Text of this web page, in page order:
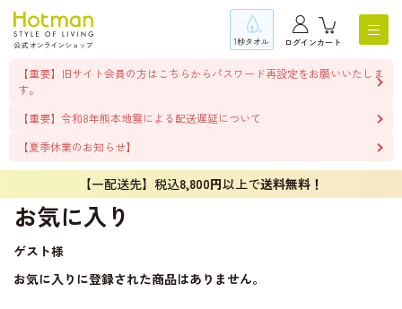
1秒タオル ログインカート
【重要】旧サイト会員の方はこちらからパスワード再設定をお願いいたしま
す。
【重要】令和8年熊本地震による配送遅延について
【夏季休業のお知らせ】
【一配送先】税込8,800円以上で送料無料！
お気に入り
ゲスト様
お気に入りに登録された商品はありません。